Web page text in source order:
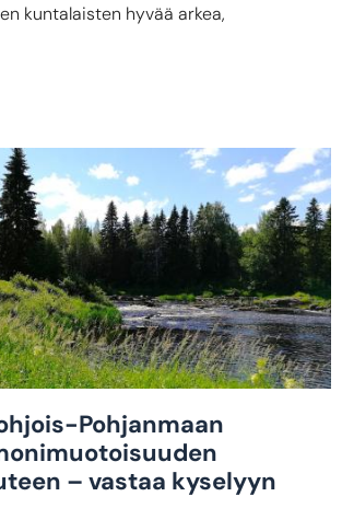
kuntalaisten hyvää arkea,
Pohjanmaan
– vastaa kyselyyn